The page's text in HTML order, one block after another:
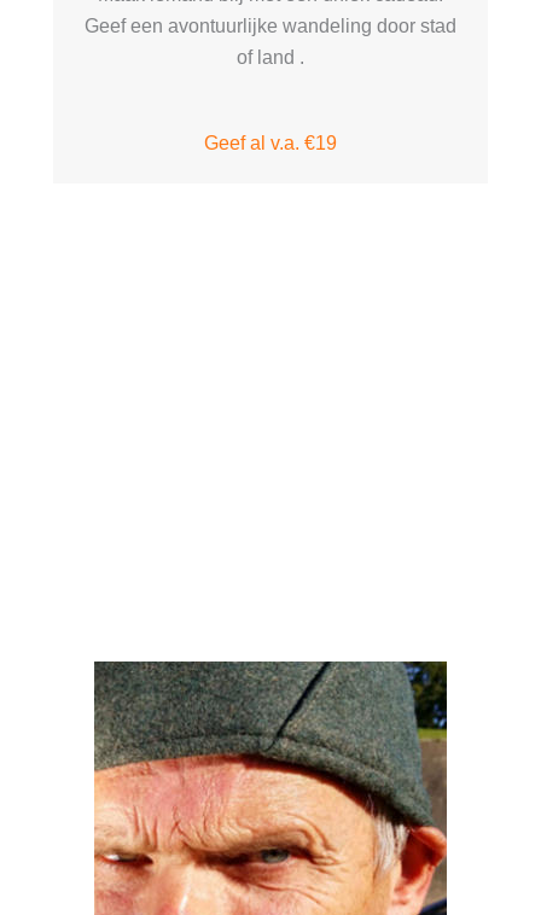
Geef een avontuurlijke wandeling door stad
of land .
Geef al v.a. €19